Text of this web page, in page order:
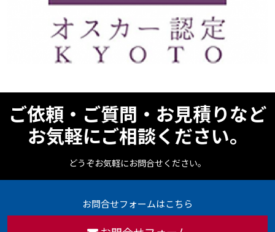
ご依頼・ご質問・お見積りなど
お気軽にご相談ください。
どうぞお気軽にお問合せください。
お問合せフォームはこちら